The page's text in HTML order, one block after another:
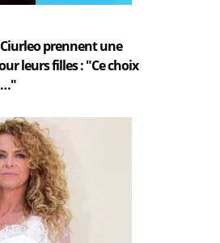
prennent une
leurs filles : "Ce choix